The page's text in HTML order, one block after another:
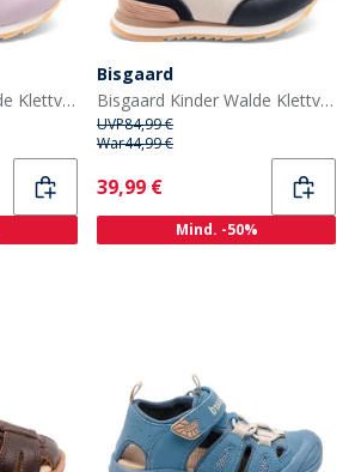
Bisgaard Kinder Walde Klettverschlussschuhe Lila
Bisgaard
Bisgaard Kinder Walde Klettverschlussschuhe Navy
UVP84,99 €
War44,99 €
Current
39,99 €
Mind. -50%